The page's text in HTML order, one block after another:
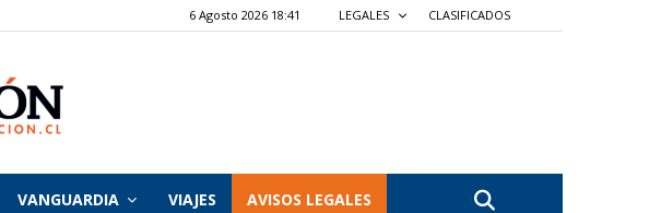
6 Agosto 2026 18:41 LEGALES CLASIFICADOS
VANGUARDIA VIAJES AVISOS LEGALES